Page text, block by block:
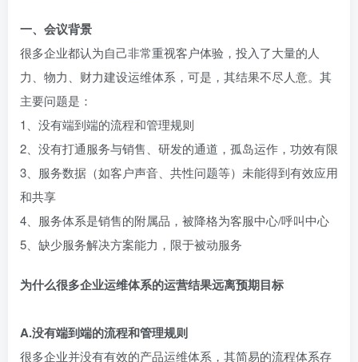
一、会议背景
很多企业都认为自己非常重视客户体验，投入了大量的人
力、物力、财力建设运维体系，可是，其结果不尽人意。其
主要问题是：
1、没有端到端的流程和管理规则
2、没有打通服务与销售、研发的通道，孤岛运作，功效有限
3、服务数据（如客户声音、共性问题等）未能得到有效应用
和共享
4、服务体系是销售的附属品，被降格为客服中心/呼叫中心
5、缺少服务解决方案能力，限于被动服务
为什么很多企业运维体系的运营结果远离预期目标
A.没有端到端的流程和管理规则
很多企业并没有有效的产品运维体系，其简易的流程体系存